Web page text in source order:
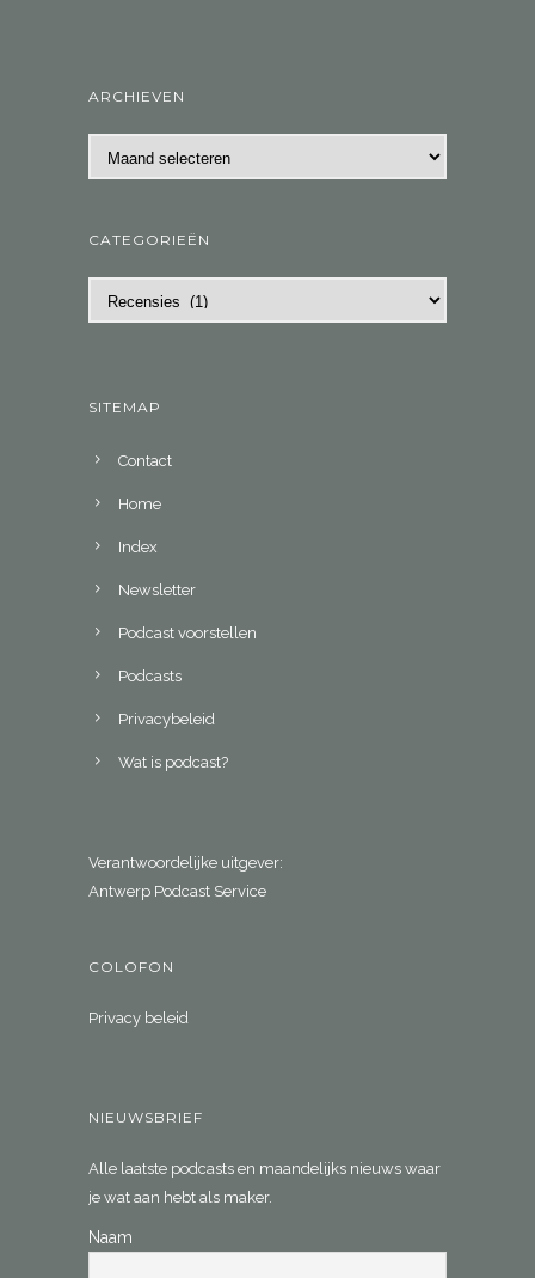
ARCHIEVEN
CATEGORIEËN
SITEMAP
Contact
Home
Index
Newsletter
Podcast voorstellen
Podcasts
Privacybeleid
Wat is podcast?
Verantwoordelijke uitgever:
Antwerp Podcast Service
COLOFON
Privacy beleid
NIEUWSBRIEF
Alle laatste podcasts en maandelijks nieuws waar
je wat aan hebt als maker.
Naam